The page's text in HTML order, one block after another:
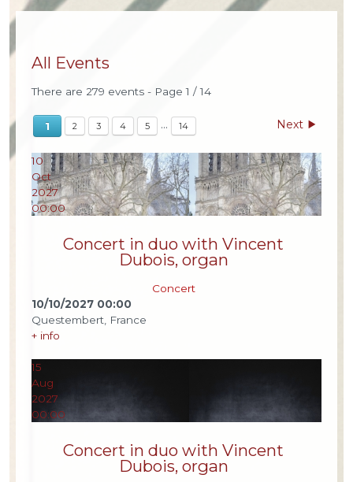
All Events
There are 279 events - Page 1 / 14
1 2 3 4 5 ... 14 Next
10
Oct
2027
00:00
Concert in duo with Vincent
Dubois, organ
Concert
10/10/2027 00:00
Questembert, France
+ info
15
Aug
2027
00:00
Concert in duo with Vincent
Dubois, organ